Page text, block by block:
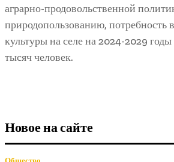
аграрно-продовольственной
природопользованию, потребность
культуры на селе на 2024-2029 годы
тысяч человек.
Новое на сайте